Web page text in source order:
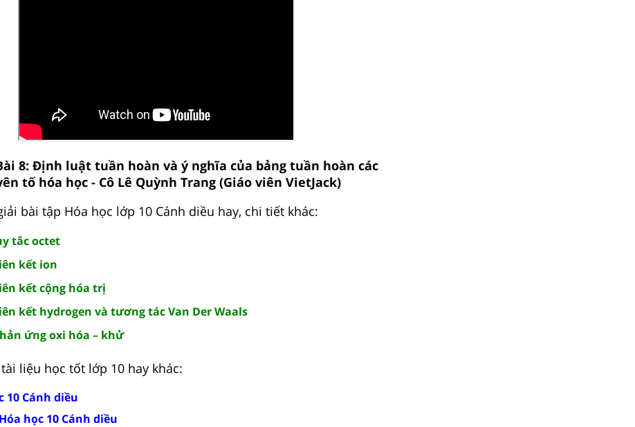
8: Định luật tuần hoàn và ý nghĩa của bảng tuần hoàn các
tố hóa học - Cô Lê Quỳnh Trang (Giáo viên VietJack)
bài tập Hóa học lớp 10 Cánh diều hay, chi tiết khác:
tắc octet
kết ion
kết cộng hóa trị
kết hydrogen và tương tác Van Der Waals
ứng oxi hóa – khử
liệu học tốt lớp 10 hay khác:
10 Cánh diều
học 10 Cánh diều